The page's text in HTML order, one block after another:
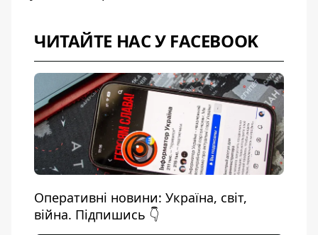
ЧИТАЙТЕ НАС У FACEBOOK
Оперативні новини: Україна, світ,
війна. Підпишись 👇